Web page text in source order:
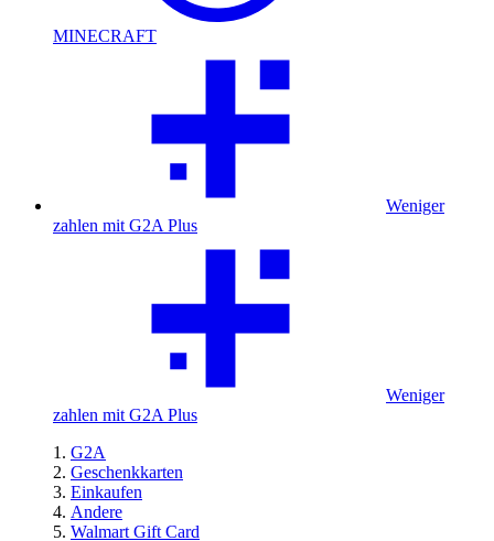
MINECRAFT
Weniger
zahlen mit G2A Plus
Weniger
zahlen mit G2A Plus
G2A
Geschenkkarten
Einkaufen
Andere
Walmart Gift Card